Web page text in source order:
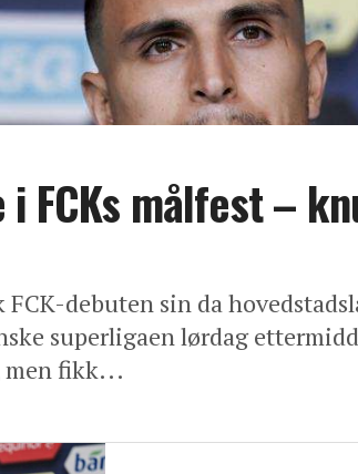
FCKs målfest –
debuten sin da
superligaen lørdag
men fikk...